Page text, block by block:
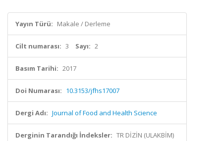
Yayın Türü: Makale / Derleme
Cilt numarası: 3 Sayı: 2
Basım Tarihi: 2017
Doi Numarası: 10.3153/jfhs17007
Dergi Adı: Journal of Food and Health Science
Derginin Tarandığı İndeksler: TR DİZİN (ULAKBİM)